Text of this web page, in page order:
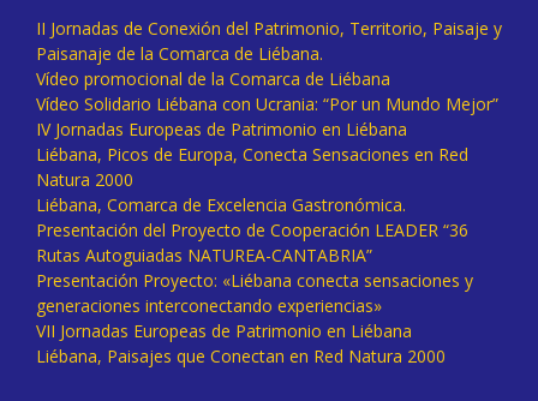
II Jornadas de Conexión del Patrimonio, Territorio, Paisaje y
Paisanaje de la Comarca de Liébana.
Vídeo promocional de la Comarca de Liébana
Vídeo Solidario Liébana con Ucrania: “Por un Mundo Mejor”
IV Jornadas Europeas de Patrimonio en Liébana
Liébana, Picos de Europa, Conecta Sensaciones en Red
Natura 2000
Liébana, Comarca de Excelencia Gastronómica.
Presentación del Proyecto de Cooperación LEADER “36
Rutas Autoguiadas NATUREA-CANTABRIA”
Presentación Proyecto: «Liébana conecta sensaciones y
generaciones interconectando experiencias»
VII Jornadas Europeas de Patrimonio en Liébana
Liébana, Paisajes que Conectan en Red Natura 2000